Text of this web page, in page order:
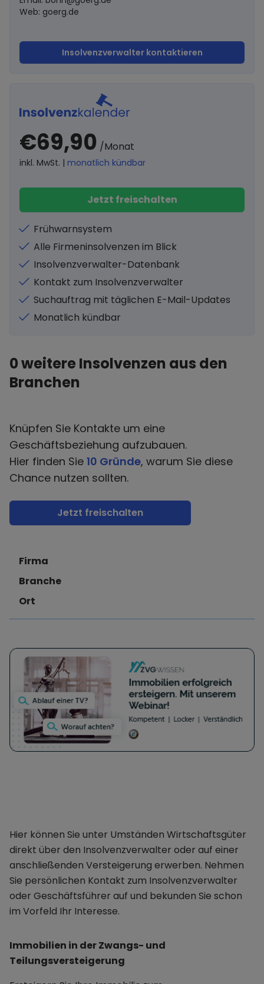
Web: goerg.de
Insolvenzverwalter kontaktieren
€69,90 /Monat
inkl. MwSt. | monatlich kündbar
Jetzt freischalten
Frühwarnsystem
Alle Firmeninsolvenzen im Blick
Insolvenzverwalter-Datenbank
Kontakt zum Insolvenzverwalter
Suchauftrag mit täglichen E-Mail-Updates
Monatlich kündbar
0weitere Insolvenzen aus den
Branchen
Knüpfen Sie Kontakte um eine
Geschäftsbeziehung aufzubauen.
Hier finden Sie 10 Gründe, warum Sie diese
Chance nutzen sollten.
Jetzt freischalten
Firma
Branche
Ort
Hier können Sie unter Umständen Wirtschaftsgüter
direkt über den Insolvenzverwalter oder auf einer
anschließenden Versteigerung erwerben. Nehmen
Sie persönlichen Kontakt zum Insolvenzverwalter
oder Geschäftsführer auf und bekunden Sie schon
im Vorfeld Ihr Interesse.
Immobilien in der Zwangs- und
Teilungsversteigerung